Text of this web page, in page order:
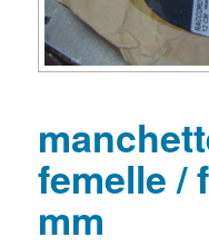
femelle /
mm